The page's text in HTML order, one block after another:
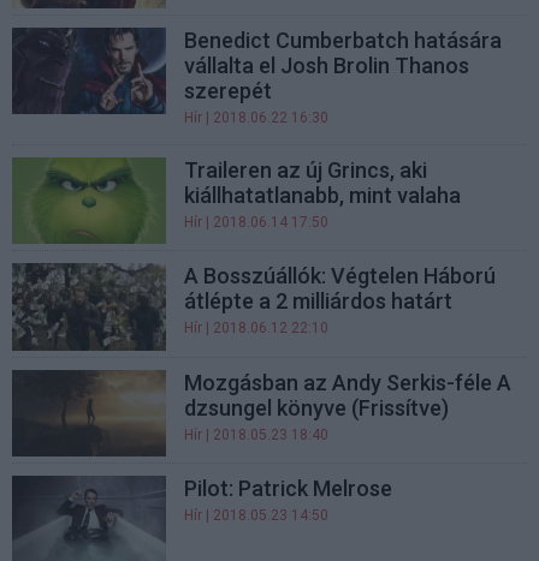
Benedict Cumberbatch hatására
vállalta el Josh Brolin Thanos
szerepét
Hír | 2018.06.22 16:30
Traileren az új Grincs, aki
kiállhatatlanabb, mint valaha
Hír | 2018.06.14 17:50
A Bosszúállók: Végtelen Háború
átlépte a 2 milliárdos határt
Hír | 2018.06.12 22:10
Mozgásban az Andy Serkis-féle A
dzsungel könyve (Frissítve)
Hír | 2018.05.23 18:40
Pilot: Patrick Melrose
Hír | 2018.05.23 14:50